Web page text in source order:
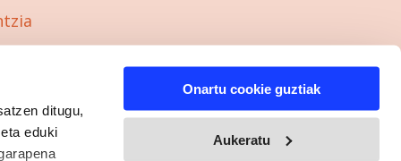
ditugu,
eduki
Onartu cookie guztiak
Aukeratu